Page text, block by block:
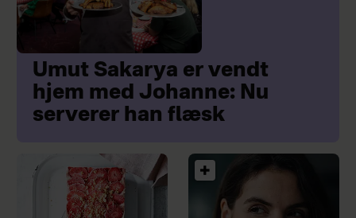
Umut Sakarya er vendt
hjem med Johanne: Nu
serverer han flæsk